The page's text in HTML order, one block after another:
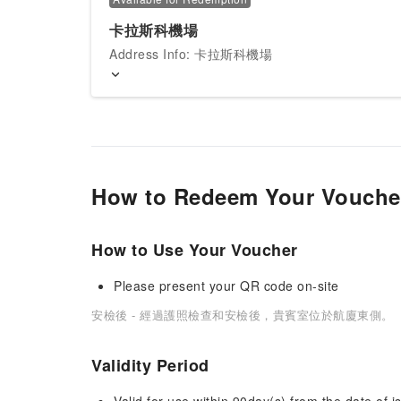
卡拉斯科機場
Address Info: 卡拉斯科機場
How to Redeem Your
How to Use Your Voucher
Please present your QR code on-site
安檢後 - 經過護照檢查和安檢後，貴賓室位於航廈東側。
Validity Period